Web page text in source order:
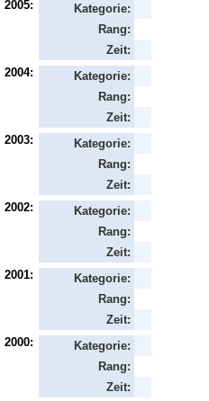
2005:
Kategorie:
Rang:
Zeit:
2004:
Kategorie:
Rang:
Zeit:
2003:
Kategorie:
Rang:
Zeit:
2002:
Kategorie:
Rang:
Zeit:
2001:
Kategorie:
Rang:
Zeit:
2000:
Kategorie:
Rang:
Zeit: